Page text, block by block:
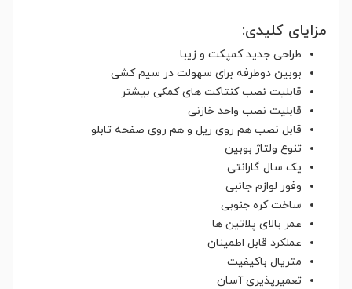
مزایای کلیدی:
طراحی جدید کمپکت و زیبا
بوبین دوطرفه برای سهولت در سیم کشی
قابلیت نصب کنتاکت های کمکی بیشتر
قابلیت نصب واحد خازنی
قابل نصب هم روی ریل و هم روی صفحه تابلو
تنوع ولتاژ بوبین
یک سال گارانتی
وفور لوازم جانبی
ساخت کره جنوبی
عمر بالای پلاتین ها
عملکرد قابل اطمینان
متریال باکیفیت
تعمیرپذیری آسان